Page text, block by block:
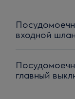
входной
главный